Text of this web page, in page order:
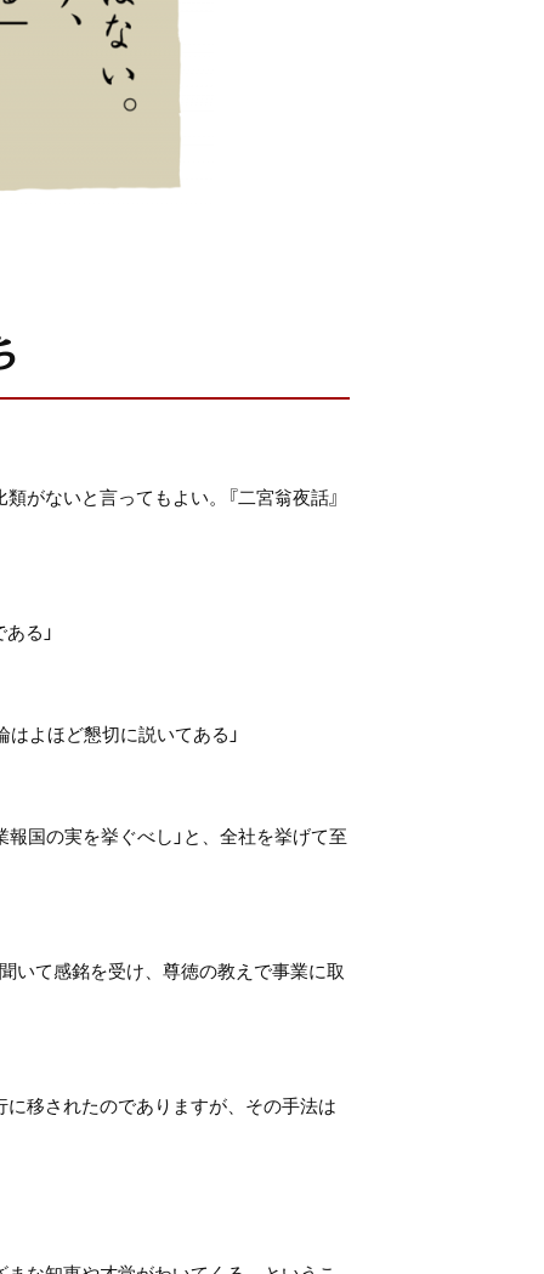
がないと言ってもよい。『二宮翁夜話』
る」
はよほど懇切に説いてある」
国の実を挙ぐべし」と、全社を挙げて至
いて感銘を受け、尊徳の教えで事業に取
移されたのでありますが、その手法は